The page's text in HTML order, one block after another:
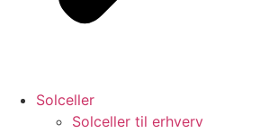
Solceller
Solceller til erhverv